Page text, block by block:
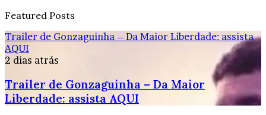
Featured Posts
Trailer de Gonzaguinha – Da Maior Liberdade: assista
AQUI
2 dias atrás
Trailer de Gonzaguinha – Da Maior
Liberdade: assista AQUI